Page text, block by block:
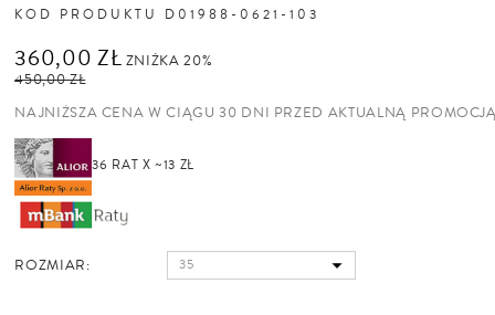
KOD PRODUKTU D01988-0621-103
360,00 ZŁ ZNIŻKA 20%
450,00 ZŁ
NAJNIŻSZA CENA W CIĄGU 30 DNI PRZED AKTUALNĄ
36 RAT X ~13 ZŁ
ROZMIAR: